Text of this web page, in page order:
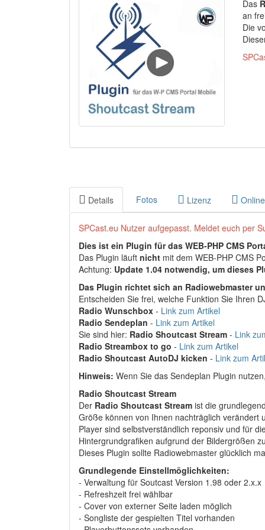
Das
an
Die
Details Fotos Lizenz
SPCast.eu Nutzer aufgepasst. Meldet euch per
Dies ist ein Plugin für das WEB-PHP CMS
Das Plugin läuft nicht mit dem WEB-PHP CMS
Achtung: Update 1.04 notwendig, um dieses
Das Plugin richtet sich an Radiowebmaster
Entscheiden Sie frei, welche Funktion Sie Ihren
Radio Wunschbox - Link zum Artikel
Radio Sendeplan - Link zum Artikel
Sie sind hier: Radio Shoutcast Stream - Link
Radio Streambox to go - Link zum Artikel
Radio Shoutcast AutoDJ kicken - Link zum
Hinweis: Wenn Sie das Sendeplan Plugin
Radio Shoutcast Stream
Der Radio Shoutcast Stream ist die
Größe können von Ihnen nachträglich verändert
Player sind selbstverständlich reponsiv und für
Hintergrundgrafiken aufgrund der Bildergrößen
Dieses Plugin sollte Radiowebmaster glücklich
Grundlegende Einstellmöglichkeiten:
- Verwaltung für Soutcast Version 1.98 oder 2.x.x
- Refreshzeit frei wählbar
- Cover von externer Seite laden möglich
- Songliste der gespielten Titel vorhanden